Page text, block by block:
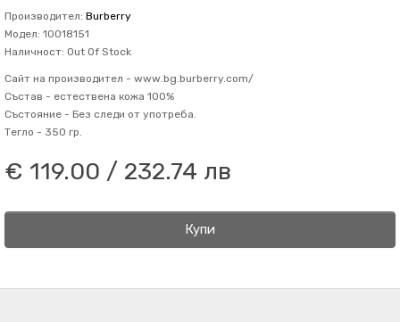
Производител: Burberry
Модел: 10018151
Наличност: Out Of Stock
Сайт на производител - www.bg.burberry.com/
Състав - естествена кожа 100%
Състояние - Без следи от употреба.
Тегло - 350 гр.
€ 119.00 / 232.74 лв
Купи